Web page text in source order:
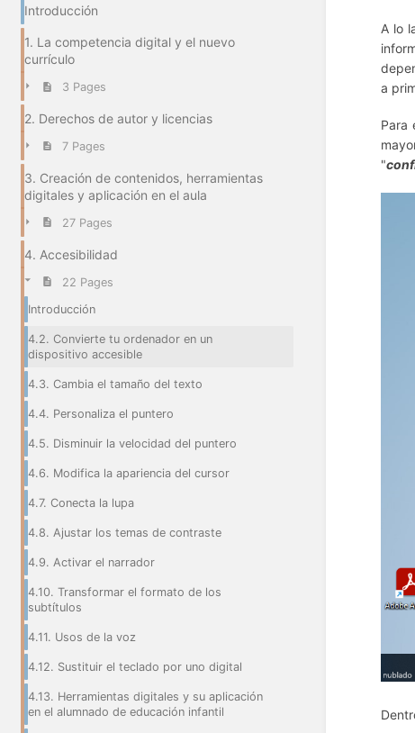
Introducción
1. La competencia digital y el nuevo
currículo
3 Pages
2. Derechos de autor y licencias
7 Pages
3. Creación de contenidos, herramientas
digitales y aplicación en el aula
27 Pages
4. Accesibilidad
22 Pages
Introducción
4.2. Convierte tu ordenador en un
dispositivo accesible
4.3. Cambia el tamaño del texto
4.4. Personaliza el puntero
4.5. Disminuir la velocidad del puntero
4.6. Modifica la apariencia del cursor
4.7. Conecta la lupa
4.8. Ajustar los temas de contraste
4.9. Activar el narrador
4.10. Transformar el formato de los
subtítulos
4.11. Usos de la voz
4.12. Sustituir el teclado por uno digital
4.13. Herramientas digitales y su aplicación
en el alumnado de educación infantil
A lo
a
Para
"